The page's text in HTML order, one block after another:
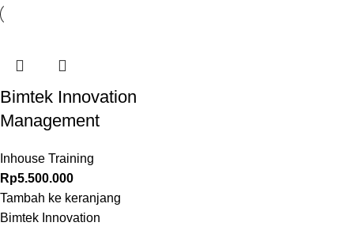
Bimtek Innovation
Management
Inhouse Training
Rp5.500.000
Tambah ke keranjang
Bimtek Innovation